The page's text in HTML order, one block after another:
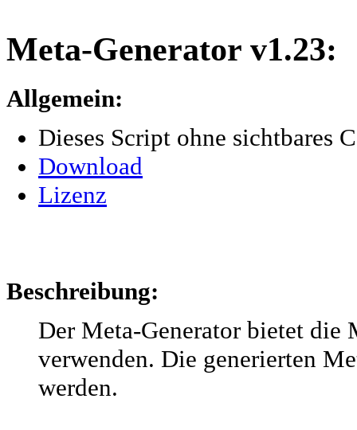
Meta-Generator v1.23:
Allgemein:
Dieses Script ohne sichtbares
Download
Lizenz
Beschreibung:
Der Meta-Generator bietet
verwenden. Die generierten
werden.